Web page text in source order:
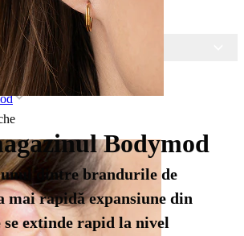
Bodymod
unul dintre brandurile de
mai rapidă expansiune din
se extinde rapid la nivel